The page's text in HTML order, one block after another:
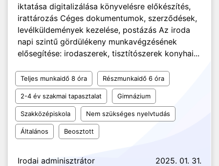
iktatása digitalizálása könyvelésre előkészítés,
irattározás Céges dokumentumok, szerződések,
levélküldemények kezelése, postázás Az iroda
napi szintű gördülékeny munkavégzésének
elősegítése: irodaszerek, tisztítószerek konyhai...
Teljes munkaidő 8 óra Részmunkaidő 6 óra
2-4 év szakmai tapasztalat Gimnázium
Szakközépiskola Nem szükséges nyelvtudás
Általános Beosztott
Irodai adminisztrátor 2025. 01. 31.